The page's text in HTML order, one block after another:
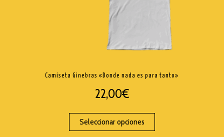
Camiseta Ginebras «Donde nada es para tanto»
22,00€
Seleccionar opciones